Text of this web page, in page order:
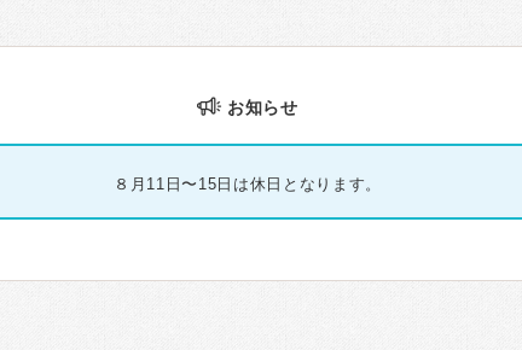
お知らせ
８月11日〜15日は休日となります。